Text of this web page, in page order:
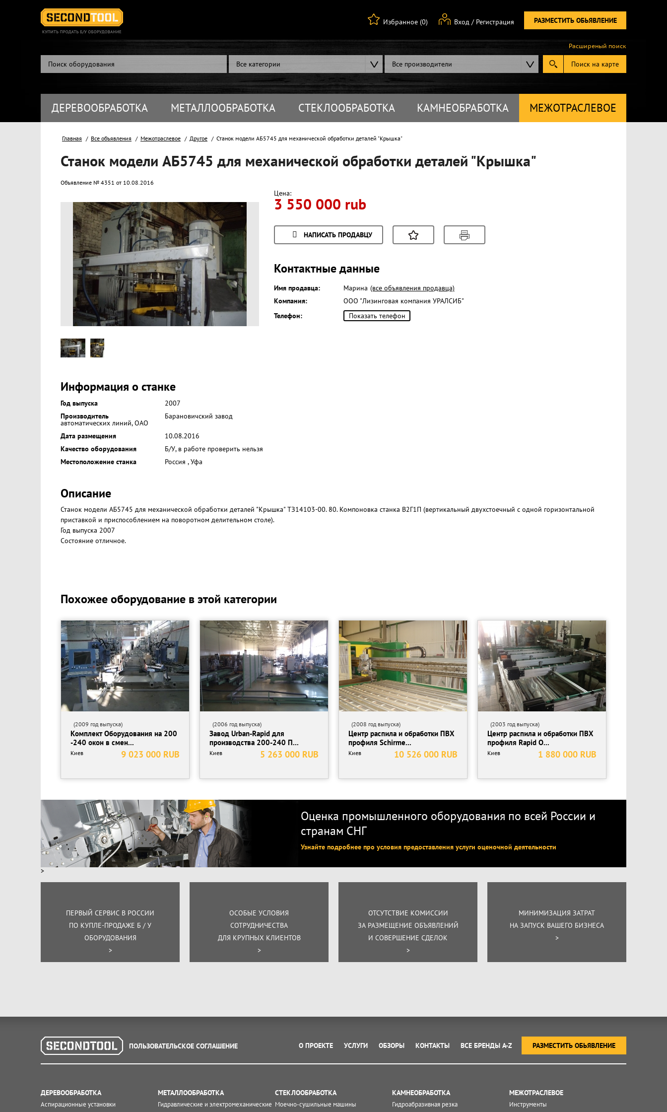
РАЗМЕСТИТЬ ОБЬЯВЛЕНИЕ
Вход / Регистрация
Избранное (0)
Все категории Все производители Поиск на карте
Расширеный поиск
ДЕРЕВООБРАБОТКА МЕТАЛЛООБРАБОТКА СТЕКЛООБРАБОТКА КАМНЕОБРАБОТКА МЕЖОТРАСЛЕВОЕ
Главная Все объявления Межотраслевое Другое Станок модели АБ5745 для механической обработки деталей "Крышка"
Станок модели АБ5745 для механической обработки деталей "Крышка"
Объявление № 4351 от 10.08.2016
Цена:
3 550 000 rub
НАПИСАТЬ ПРОДАВЦУ
Контактные данные
Имя продавца: Марина (все объявления продавца)
Компания:
ООО "Лизинговая компания УРАЛСИБ"
Телефон:
Показать телефон
Информация о станке
Год выпуска
2007
Производитель
Барановичский завод
автоматических линий, ОАО
Дата размещения
10.08.2016
Качество оборудования
Б/У, в работе проверить нельзя
Местоположение станка
Россия ,Уфа
Описание
Станок модели АБ5745 для механической обработки деталей "Крышка" ТЗ14103-00. 80. Компоновка станка В2Г1П (вертикальный двухстоечный с одной горизонтальной
приставкой и приспособлением на поворотном делительном столе).
Год выпуска 2007
Состояние отличное.
Похожее оборудование в этой категории
(2009 год выпуска)
Комплект Оборудования на 200
-240 окон в смен...
9 023 000 RUB
Киев
(2006 год выпуска)
Завод Urban-Rapid для
производства 200-240 П...
5 263 000 RUB
Киев
(2008 год выпуска)
Центр распила и обработки ПВХ
профиля Schirme...
10 526 000 RUB
Киев
(2003 год выпуска)
Центр распила и обработки ПВХ
профиля Rapid O...
1 880 000 RUB
Киев
Оценка промышленного оборудования по всей России и
странам СНГ
Узнайте подробнее про условия предоставления услуги оценочной деятельности
>
ПЕРВЫЙ СЕРВИС В РОССИИ
ПО КУПЛЕ-ПРОДАЖЕ Б / У
ОБОРУДОВАНИЯ
>
ОСОБЫЕ УСЛОВИЯ
СОТРУДНИЧЕСТВА
ДЛЯ КРУПНЫХ КЛИЕНТОВ
>
ОТСУТСТВИЕ КОМИССИИ
ЗА РАЗМЕЩЕНИЕ ОБЪЯВЛЕНИЙ
И СОВЕРШЕНИЕ СДЕЛОК
>
МИНИМИЗАЦИЯ ЗАТРАТ
НА ЗАПУСК ВАШЕГО БИЗНЕСА
>
ПОЛЬЗОВАТЕЛЬСКОЕ СОГЛАШЕНИЕ РАЗМЕСТИТЬ ОБЬЯВЛЕНИЕ
О ПРОЕКТЕ УСЛУГИ ОБЗОРЫ КОНТАКТЫ ВСЕ БРЕНДЫ A-Z
ДЕРЕВООБРАБОТКА
Аспирационные установки
МЕТАЛЛООБРАБОТКА
Гидравлические и электромеханические
СТЕКЛООБРАБОТКА
Моечно-сушильные машины
КАМНЕОБРАБОТКА
Гидроабразивная резка
МЕЖОТРАСЛЕВОЕ
Инструменты